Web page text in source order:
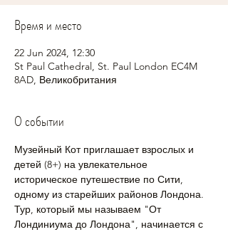
Время и место
22 Jun 2024, 12:30
St Paul Cathedral, St. Paul London EC4M
8AD, Великобритания
О событии
Музейный Кот приглашает взрослых и
детей (8+) на увлекательное
историческое путешествие по Сити,
одному из старейших районов Лондона.
Тур, который мы называем "От
Лондиниума до Лондона", начинается с